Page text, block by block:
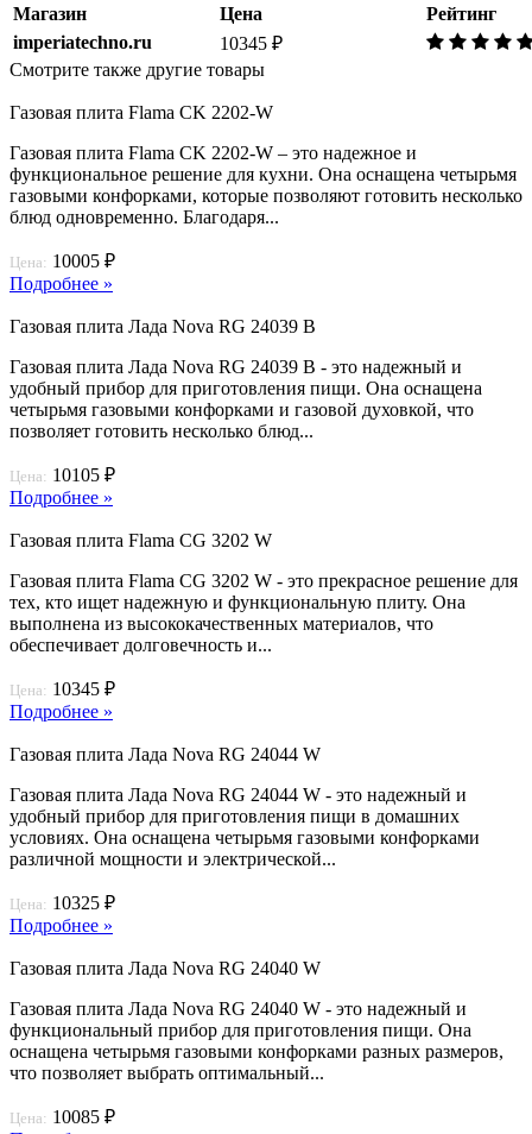
Магазин
Цена
Рейтинг
imperiatechno.ru
10345 ₽
Смотрите также другие товары
Газовая плита Flama CK 2202-W
Газовая плита Flama CK 2202-W – это надежное и
функциональное решение для кухни. Она оснащена четырьмя
газовыми конфорками, которые позволяют готовить несколько
блюд одновременно. Благодаря...
Цена: 10005 ₽
Подробнее »
Газовая плита Лада Nova RG 24039 B
Газовая плита Лада Nova RG 24039 B - это надежный и
удобный прибор для приготовления пищи. Она оснащена
четырьмя газовыми конфорками и газовой духовкой, что
позволяет готовить несколько блюд...
Цена: 10105 ₽
Подробнее »
Газовая плита Flama CG 3202 W
Газовая плита Flama CG 3202 W - это прекрасное решение для
тех, кто ищет надежную и функциональную плиту. Она
выполнена из высококачественных материалов, что
обеспечивает долговечность и...
Цена: 10345 ₽
Подробнее »
Газовая плита Лада Nova RG 24044 W
Газовая плита Лада Nova RG 24044 W - это надежный и
удобный прибор для приготовления пищи в домашних
условиях. Она оснащена четырьмя газовыми конфорками
различной мощности и электрической...
Цена: 10325 ₽
Подробнее »
Газовая плита Лада Nova RG 24040 W
Газовая плита Лада Nova RG 24040 W - это надежный и
функциональный прибор для приготовления пищи. Она
оснащена четырьмя газовыми конфорками разных размеров,
что позволяет выбрать оптимальный...
Цена: 10085 ₽